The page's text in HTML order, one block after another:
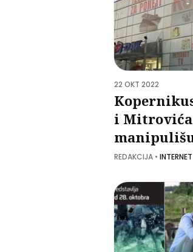
22 OKT 2022
i Mitrovića
izvlače
REDAKCIJA •